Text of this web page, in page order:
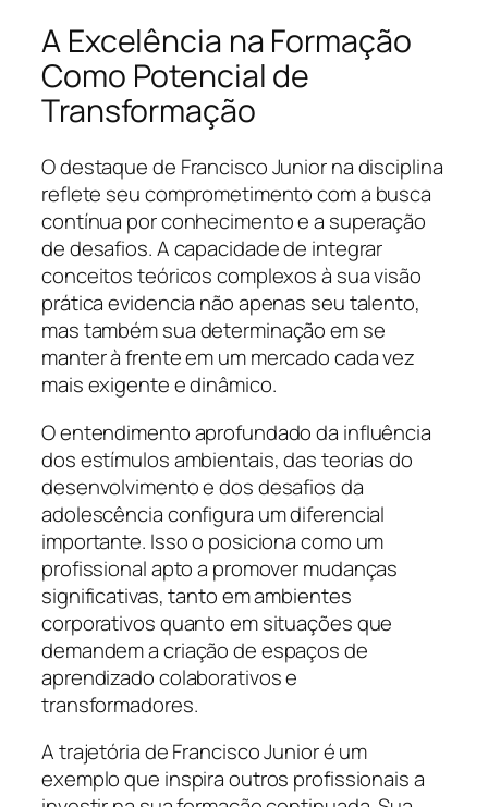
A Excelência na Formação
Como Potencial de
Transformação
O destaque de Francisco Junior na disciplina
reflete seu comprometimento com a busca
contínua por conhecimento e a superação
de desafios. A capacidade de integrar
conceitos teóricos complexos à sua visão
prática evidencia não apenas seu talento,
mas também sua determinação em se
manter à frente em um mercado cada vez
mais exigente e dinâmico.
O entendimento aprofundado da influência
dos estímulos ambientais, das teorias do
desenvolvimento e dos desafios da
adolescência configura um diferencial
importante. Isso o posiciona como um
profissional apto a promover mudanças
significativas, tanto em ambientes
corporativos quanto em situações que
demandem a criação de espaços de
aprendizado colaborativos e
transformadores.
A trajetória de Francisco Junior é um
exemplo que inspira outros profissionais a